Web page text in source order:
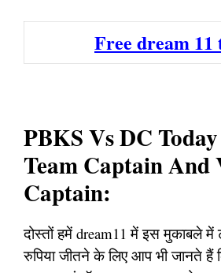
Free dream 11
PBKS Vs DC
Team Captain And
Captain:
दोस्तों हमें dream11 में इस मुकाबले में
रुपिया जीतने के लिए आप भी जानते हैं